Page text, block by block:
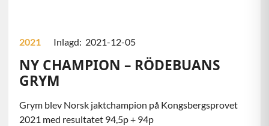
2021 Inlagd: 2021-12-05
NY CHAMPION – RÖDEBUANS
GRYM
Grym blev Norsk jaktchampion på Kongsbergsprovet
2021 med resultatet 94,5p + 94p